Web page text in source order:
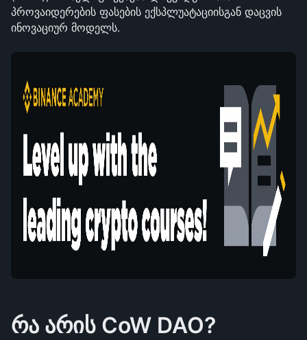
პროვაიდერების ფასების ექსპლუატაციისგან დაცვის
ინოვაციურ მოდელს.
რა არის CoW DAO?